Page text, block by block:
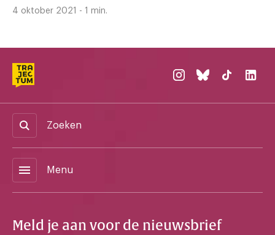
4 oktober 2021 - 1 min.
Zoeken
menu Menu
Meld je aan voor de nieuwsbrief